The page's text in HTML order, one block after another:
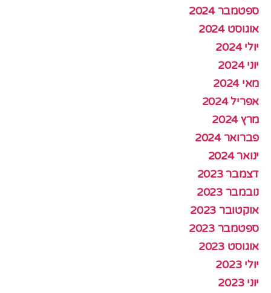
ספטמבר 2024
אוגוסט 2024
יולי 2024
יוני 2024
מאי 2024
אפריל 2024
מרץ 2024
פברואר 2024
ינואר 2024
דצמבר 2023
נובמבר 2023
אוקטובר 2023
ספטמבר 2023
אוגוסט 2023
יולי 2023
יוני 2023